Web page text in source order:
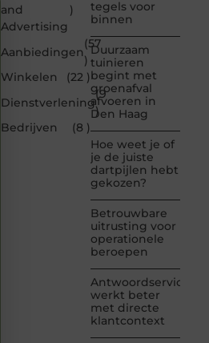
and
Advertising
)
Aanbiedingen
(57
)
Winkelen
(22 )
Dienstverlening
(9
)
Bedrijven
(8 )
tegels voor
binnen
Duurzaam
tuinieren
begint met
groenafval
afvoeren in
Den Haag
Hoe weet je of
je de juiste
dartpijlen hebt
gekozen?
Betrouwbare
uitrusting voor
operationele
beroepen
Antwoordservice
werkt beter
met directe
klantcontext